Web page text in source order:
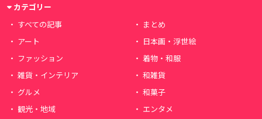
カテゴリー
すべての記事
まとめ
アート
日本画・浮世絵
ファッション
着物・和服
雑貨・インテリア
和雑貨
グルメ
和菓子
観光・地域
エンタメ